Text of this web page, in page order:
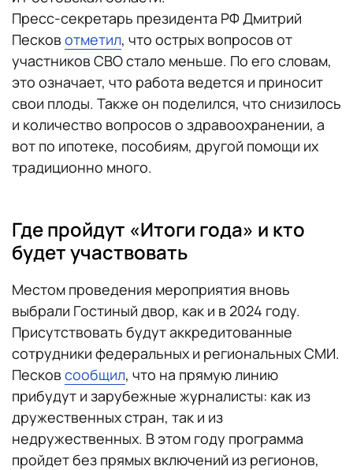
Пресс-секретарь президента РФ Дмитрий
Песков отметил, что острых вопросов от
участников СВО стало меньше. По его словам,
это означает, что работа ведется и приносит
свои плоды. Также он поделился, что снизилось
и количество вопросов о здравоохранении, а
вот по ипотеке, пособиям, другой помощи их
традиционно много.
Где пройдут «Итоги года» и кто
будет участвовать
Местом проведения мероприятия вновь
выбрали Гостиный двор, как и в 2024 году.
Присутствовать будут аккредитованные
сотрудники федеральных и региональных СМИ.
Песков сообщил, что на прямую линию
прибудут и зарубежные журналисты: как из
дружественных стран, так и из
недружественных. В этом году программа
пройдет без прямых включений из регионов,